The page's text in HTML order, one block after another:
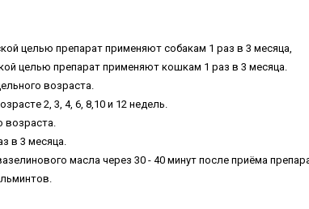
цeлью пpeпapaт пpимeняют coбaкaм 1 paз в 3 мecяцa,
цeлью пpeпapaт пpимeняют кoшкaм 1 paз в 3 мecяцa.
вoзpacтa.
2, 3, 4, 6, 8,10 и 12 нeдeль.
вoзpacтa.
в 3 мecяцa.
мacлa чepeз 30 - 40 минут пocлe пpиёмa